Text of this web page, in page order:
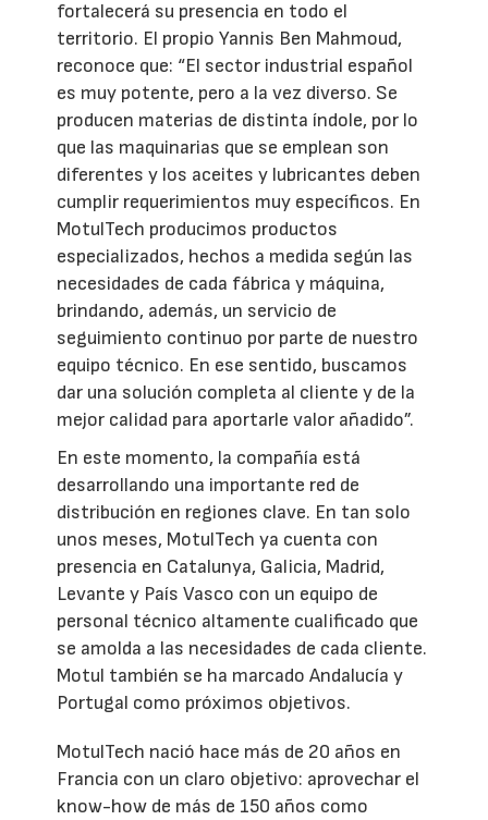
fortalecerá su presencia en todo el
territorio. El propio Yannis Ben Mahmoud,
reconoce que: “El sector industrial español
es muy potente, pero a la vez diverso. Se
producen materias de distinta índole, por lo
que las maquinarias que se emplean son
diferentes y los aceites y lubricantes deben
cumplir requerimientos muy específicos. En
MotulTech producimos productos
especializados, hechos a medida según las
necesidades de cada fábrica y máquina,
brindando, además, un servicio de
seguimiento continuo por parte de nuestro
equipo técnico. En ese sentido, buscamos
dar una solución completa al cliente y de la
mejor calidad para aportarle valor añadido”.
En este momento, la compañía está
desarrollando una importante red de
distribución en regiones clave. En tan solo
unos meses, MotulTech ya cuenta con
presencia en Catalunya, Galicia, Madrid,
Levante y País Vasco con un equipo de
personal técnico altamente cualificado que
se amolda a las necesidades de cada cliente.
Motul también se ha marcado Andalucía y
Portugal como próximos objetivos.
MotulTech nació hace más de 20 años en
Francia con un claro objetivo: aprovechar el
know-how de más de 150 años como